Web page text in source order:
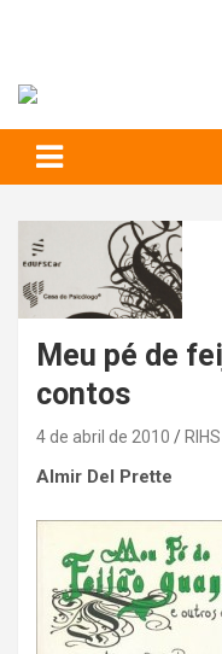
Meu pé de
contos
4 de abril de 2010
Almir Del Prette